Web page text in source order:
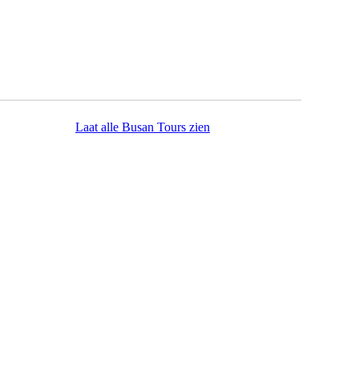
Laat alle Busan Tours zien